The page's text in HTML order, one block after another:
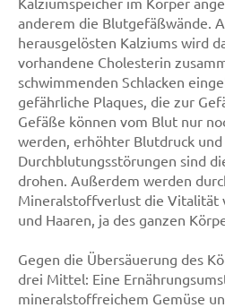
anderem die Blutgefäßwände.
herausgelösten Kalziums wird
vorhandene Cholesterin
schwimmenden Schlacken
gefährliche Plaques, die zur
Gefäße können vom Blut nur
werden, erhöhter Blutdruck und
Durchblutungsstörungen sind
drohen. Außerdem werden
Mineralstoffverlust die Vitalität
und Haaren, ja des ganzen
Gegen die Übersäuerung des
drei Mittel: Eine
mineralstoffreichem Gemüse